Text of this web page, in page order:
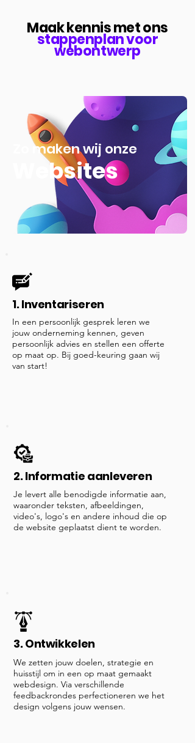
Maak kennis met ons
stappenplan voor
webontwerp
Zo maken wij onze
Websites
1. Inventariseren
In een persoonlijk gesprek leren we
jouw onderneming kennen, geven
persoonlijk advies en stellen een offerte
op maat op. Bij goed-keuring gaan wij
van start!
2. Informatie aanleveren
Je levert alle benodigde informatie aan,
waaronder teksten, afbeeldingen,
video's, logo's en andere inhoud die op
de website geplaatst dient te worden.
3. Ontwikkelen
We zetten jouw doelen, strategie en
huisstijl om in een op maat gemaakt
webdesign. Via verschillende
feedbackrondes perfectioneren we het
design volgens jouw wensen.